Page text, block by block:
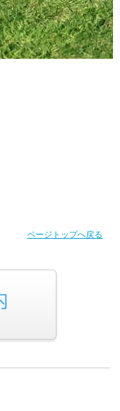
ページトップへ戻る